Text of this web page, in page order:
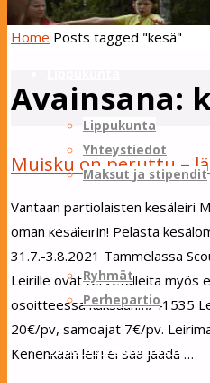
Sotungin Tuliketut
Skip to content
Lippukunta
Yhteystiedot
Maksut ja stipendit
Ryhmät
Ryhmät
Perhepartio
Tapahtumakalenteri
Home Posts tagged "kesä"
Avainsana:
Muisku on peruttu –
Vantaan partiolaisten kesäleiri
oman kesäleirin! Pelasta
31.7.-3.8.2021 Tammelassa
Leirille ovat tervetulleita myös
osoitteessa kuksaan.fi/41535
20€/pv, samoajat 7€/pv.
Kenenkään leiri ei saa jäädä …